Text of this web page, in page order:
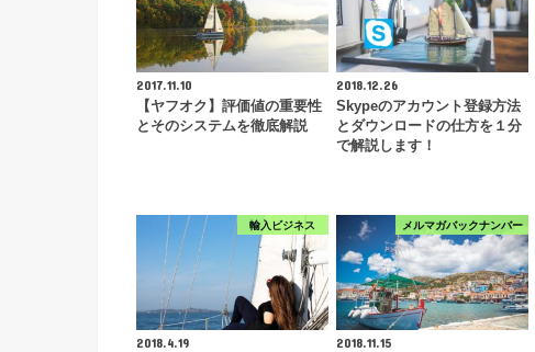
2017.11.10
【ヤフオク】評価値の重要性
とそのシステムを徹底解説
2018.12.26
Skypeのアカウント登録方法
とダウンロードの仕方を１分
で解説します！
輸入ビジネス
2018.4.19
メルマガバックナンバー
2018.11.15